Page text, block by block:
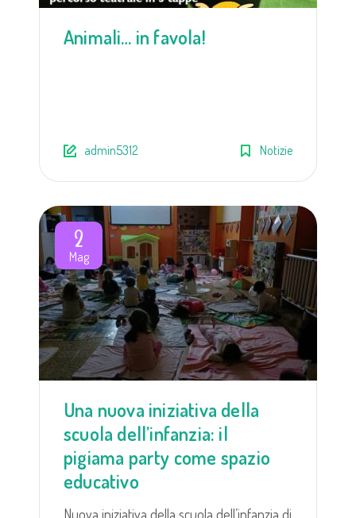
Animali… in favola!
admin5312 Notizie
2
Mag
Una nuova iniziativa della
scuola dell’infanzia: il
pigiama party come spazio
educativo
Nuova iniziativa della scuola dell’infanzia di